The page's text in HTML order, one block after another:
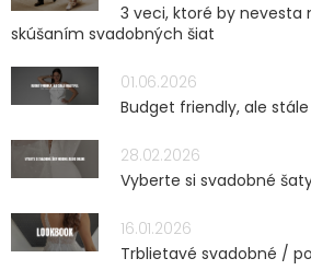
3 veci, ktoré by nevesta
skúšaním svadobných šiat
01.06.2026
Budget friendly, ale
28.02.2026
Vyberte si svadobné
16.01.2026
Trblietavé svadobné /